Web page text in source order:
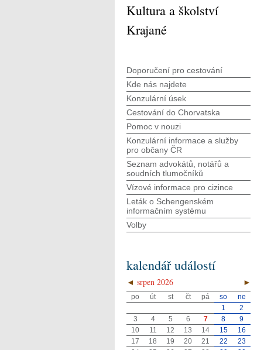
Kultura a školství
Krajané
Doporučení pro cestování
Kde nás najdete
Konzulární úsek
Cestování do Chorvatska
Pomoc v nouzi
Konzulární informace a služby
pro občany ČR
Seznam advokátů, notářů a
soudních tlumočníků
Vízové informace pro cizince
Leták o Schengenském
informačním systému
Volby
kalendář událostí
◄ ►
srpen 2026
po út st čt pá so
ne
1
2
3
4 5 6 7 8
9
10
11 12 13 14 15
16
17
18 19 20 21 22
23